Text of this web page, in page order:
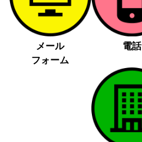
メール
フォーム
電話